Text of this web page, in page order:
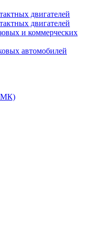
двигателей
двигателей
и коммерческих
автомобилей
МК)